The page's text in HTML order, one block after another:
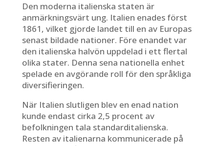
Den moderna italienska staten är
anmärkningsvärt ung. Italien enades först
1861, vilket gjorde landet till en av Europas
senast bildade nationer. Före enandet var
den italienska halvön uppdelad i ett flertal
olika stater. Denna sena nationella enhet
spelade en avgörande roll för den språkliga
diversifieringen.
När Italien slutligen blev en enad nation
kunde endast cirka 2,5 procent av
befolkningen tala standarditalienska.
Resten av italienarna kommunicerade på